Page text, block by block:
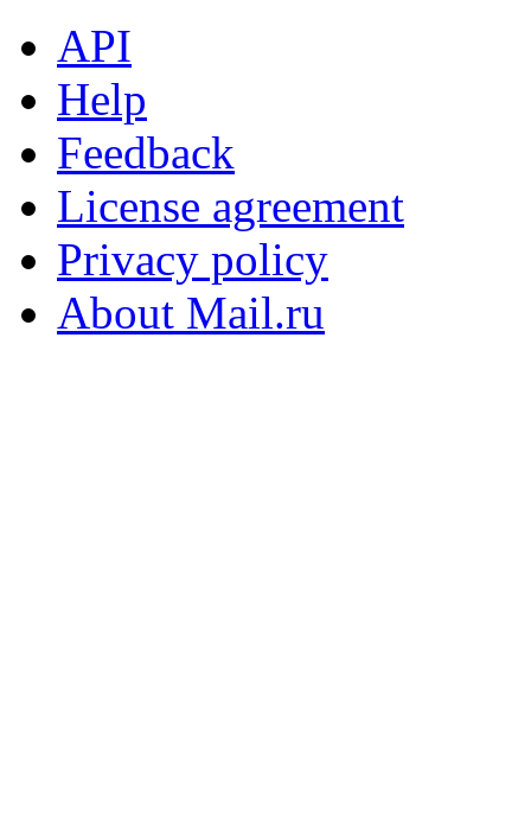
API
Help
Feedback
License agreement
Privacy policy
About Mail.ru